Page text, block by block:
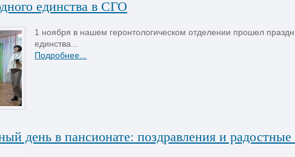
единства в СГО
1 ноября в нашем геронтологическом отделении прошел
единства...
Подробнее...
день в пансионате: поздравления и